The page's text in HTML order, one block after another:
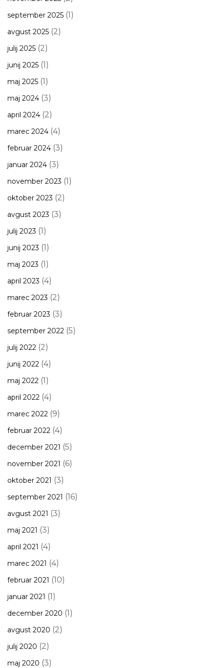
september 2025 (1)
avgust 2025 (2)
julij 2025 (2)
junij 2025 (1)
maj 2025 (1)
maj 2024 (3)
april 2024 (2)
marec 2024 (4)
februar 2024 (3)
januar 2024 (3)
november 2023 (1)
oktober 2023 (2)
avgust 2023 (3)
julij 2023 (1)
junij 2023 (1)
maj 2023 (1)
april 2023 (4)
marec 2023 (2)
februar 2023 (3)
september 2022 (5)
julij 2022 (2)
junij 2022 (4)
maj 2022 (1)
april 2022 (4)
marec 2022 (9)
februar 2022 (4)
december 2021 (5)
november 2021 (6)
oktober 2021 (3)
september 2021 (16)
avgust 2021 (3)
maj 2021 (3)
april 2021 (4)
marec 2021 (4)
februar 2021 (10)
januar 2021 (1)
december 2020 (1)
avgust 2020 (2)
julij 2020 (2)
maj 2020 (3)